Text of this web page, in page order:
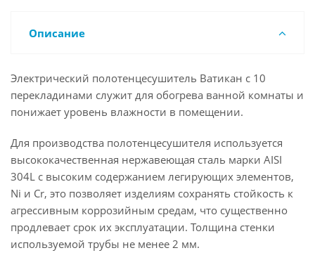
Описание
Электрический полотенцесушитель Ватикан с 10
перекладинами служит для обогрева ванной комнаты и
понижает уровень влажности в помещении.
Для производства полотенцесушителя используется
высококачественная нержавеющая сталь марки AISI
304L с высоким содержанием легирующих элементов,
Ni и Cr, это позволяет изделиям сохранять стойкость к
агрессивным коррозийным средам, что существенно
продлевает срок их эксплуатации. Толщина стенки
используемой трубы не менее 2 мм.